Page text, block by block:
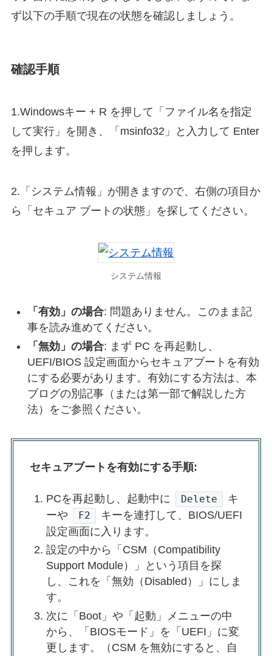
ず以下の手順で現在の状態を確認しましょう。
確認手順
1.Windowsキー + R を押して「ファイル名を指定
して実行」を開き、「msinfo32」と入力して Enter
を押します。
2.「システム情報」が開きますので、右側の項目か
ら「セキュア ブートの状態」を探してください。
システム情報
「有効」の場合: 問題ありません。このまま記
事を読み進めてください。
「無効」の場合: まず PC を再起動し、
UEFI/BIOS 設定画面からセキュアブートを有効
にする必要があります。有効にする方法は、本
ブログの別記事（または第一部で解説した方
法）をご参照ください。
セキュアブートを有効にする手順:
PCを再起動し、起動中に Delete
キ
ーや
F2
キーを連打して、BIOS/UEFI
設定画面に入ります。
設定の中から「CSM（Compatibility
Support Module）」という項目を探
し、これを「無効（Disabled）」にしま
す。
次に「Boot」や「起動」メニューの中
から、「BIOSモード」を「UEFI」に変
更します。（CSM を無効にすると、自